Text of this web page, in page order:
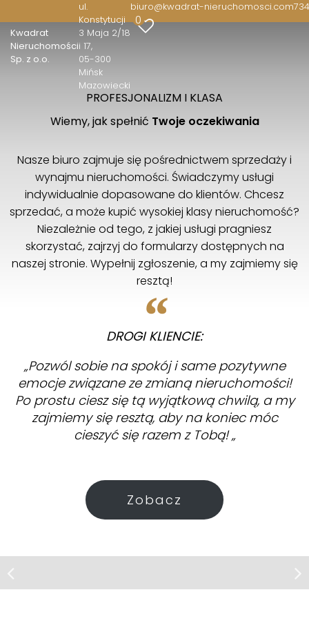
Kwadrat
Nieruchomości
Sp. z o.o.
ul.
Konstytucji
3 Maja 2/18
i 17
05-300
Mińsk
Mazowiecki
biuro@kwadrat-nieruchomosci.com
0
PROFESJONALIZM I KLASA
Wiemy, jak spełnić Twoje oczekiwania
Nasze biuro zajmuje się pośrednictwem sprzedaży i
wynajmu nieruchomości. Świadczymy usługi
indywidualnie dopasowane do klientów. Chcesz
sprzedać, a może kupić wysokiej klasy nieruchomość?
Niezależnie od tego, z jakiej usługi pragniesz
skorzystać, zajrzyj do formularzy dostępnych na
naszej stronie. Wypełnij zgłoszenie, a my zajmiemy się
resztą!
DROGI KLIENCIE:
„Pozwól sobie na spokój i same pozytywne
emocje związane ze zmianą nieruchomości!
Po prostu ciesz się tą wyjątkową chwilą, a my
zajmiemy się resztą, aby na koniec móc
cieszyć się razem z Tobą! „
Zobacz
Mieszkanie | Wynajem
Popielów
Wynajem długoterminowy bez